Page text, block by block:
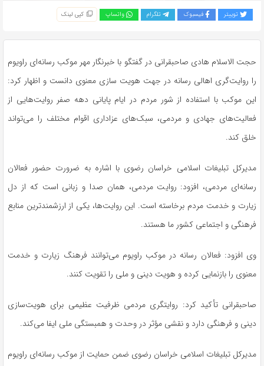
توییتر فیسبوک تلگرام واتساپ کپی لینک
حجت الاسلام هادی صاحبقرانی در گفتگو با خبرنگار مهر موکب رسانه‌ای راویوم
را روایت‌گری اهالی رسانه در جهت هویت سازی معنوی دانست و اظهار کرد:
این موکب با استفاده از شور مردم در ایام پایانی دهه صفر روایت‌هایی از
فعالیت‌های جهادی و مردمی، سبک‌های عزاداری اقوام مختلف را می‌تواند
خلق کند.
مدیرکل تبلیغات اسلامی خراسان رضوی با اشاره به ضرورت حضور فعالان
رسانه‌ای مردمی، افزود: روایت مردمی، همان صدا و زبانی است که از دل
زیارت و خدمت مردم برخاسته است. این روایت‌ها، یکی از ارزشمندترین منابع
فرهنگی و اجتماعی کشور ما هستند.
وی افزود: فعالان رسانه در موکب راویوم می‌توانند فرهنگ زیارت و خدمت
معنوی را بازنمایی کرده و هویت دینی و ملی را تقویت کنند.
صاحبقرانی تأکید کرد: روایتگری مردمی ظرفیت عظیمی برای هویت‌سازی
دینی و فرهنگی دارد و نقشی مؤثر در وحدت و همبستگی ملی ایفا می‌کند.
مدیرکل تبلیغات اسلامی خراسان رضوی ضمن حمایت از موکب رسانه‌ای راویوم